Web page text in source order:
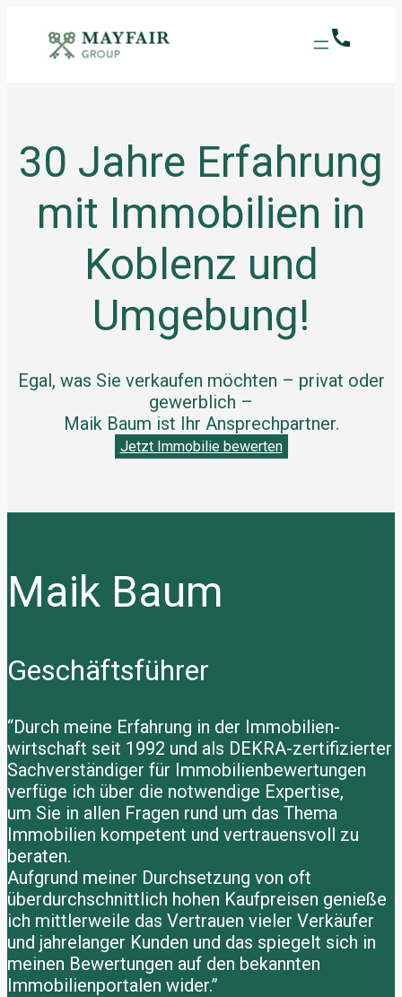
30 Jahre Erfahrung
mit Immobilien in
Koblenz und
Umgebung!
Egal, was Sie verkaufen möchten – privat oder
gewerblich –
Maik Baum ist Ihr Ansprechpartner.
Jetzt Immobilie bewerten
Maik Baum
Geschäftsführer
“Durch meine Erfahrung in der Immobilien-
wirtschaft seit 1992 und als DEKRA-zertifizierter
Sachverständiger für Immobilienbewertungen
verfüge ich über die notwendige Expertise,
um Sie in allen Fragen rund um das Thema
Immobilien kompetent und vertrauensvoll zu
beraten.
Aufgrund meiner Durchsetzung von oft
überdurchschnittlich hohen Kaufpreisen genieße
ich mittlerweile das Vertrauen vieler Verkäufer
und jahrelanger Kunden und das spiegelt sich in
meinen Bewertungen auf den bekannten
Immobilienportalen wider.”